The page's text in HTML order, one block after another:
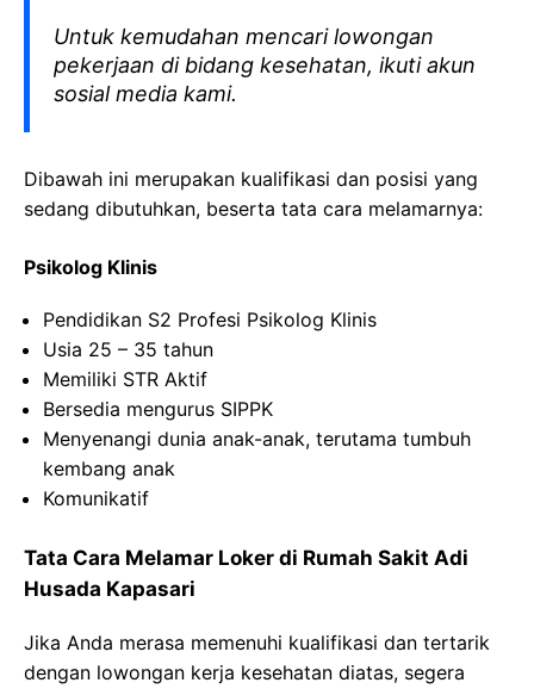
Untuk kemudahan mencari lowongan
pekerjaan di bidang kesehatan, ikuti akun
sosial media kami.
Dibawah ini merupakan kualifikasi dan posisi yang
sedang dibutuhkan, beserta tata cara melamarnya:
Psikolog Klinis
Pendidikan S2 Profesi Psikolog Klinis
Usia 25 – 35 tahun
Memiliki STR Aktif
Bersedia mengurus SIPPK
Menyenangi dunia anak-anak, terutama tumbuh
kembang anak
Komunikatif
Tata Cara Melamar Loker di Rumah Sakit Adi
Husada Kapasari
Jika Anda merasa memenuhi kualifikasi dan tertarik
dengan lowongan kerja kesehatan diatas, segera